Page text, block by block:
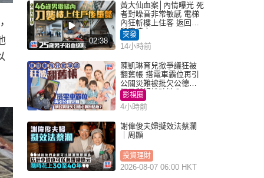
02:38
黃大仙血案│內情曝光 死
者對噪音非常敏感 電梯
內狂斬樓上住客 返回住
所墮樓亡
突發
14小時前
陳凱琳育兒掀爭議狂被
翻舊帳 搭電車霸位再引
公關災難被批欠公德心
網民質疑扮貼地？
影視圈
4小時前
謝偉俊夫婦擬效法蔡瀾
｜周顯
投資理財
2026-08-07 06:00 HKT